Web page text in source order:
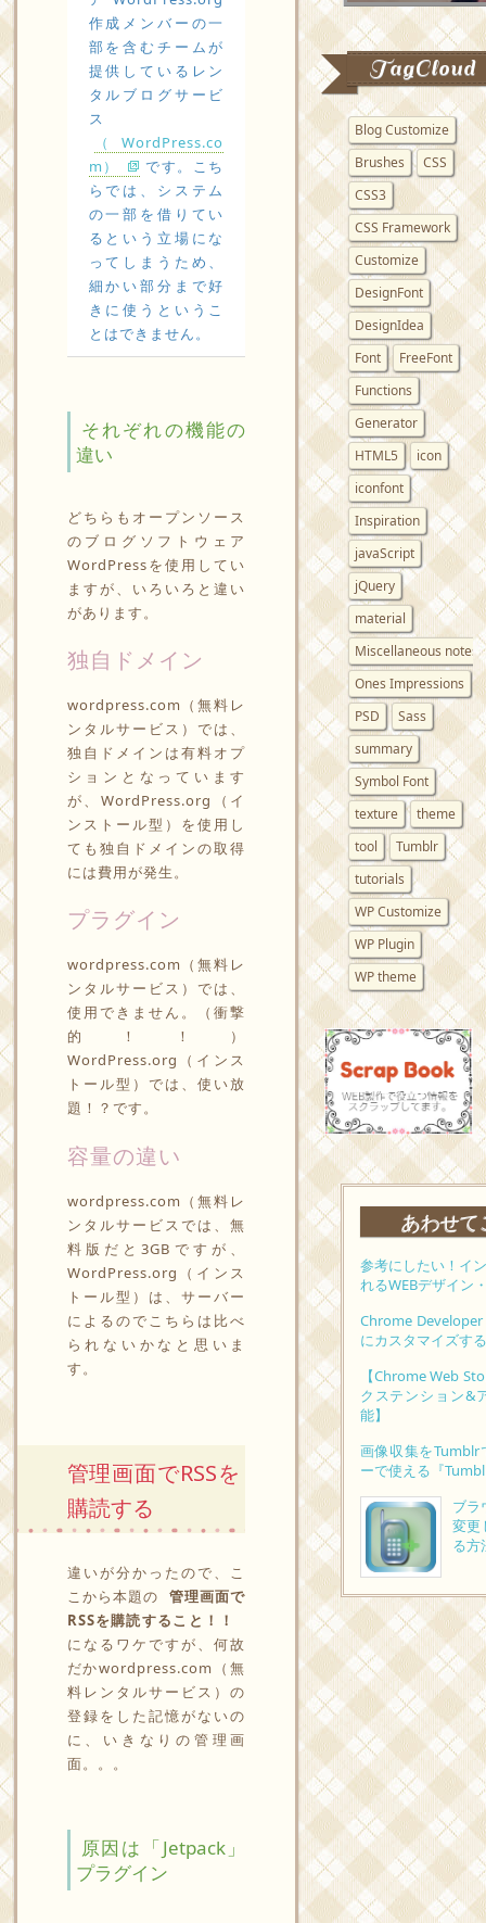
作成メンバーの一
部を含むチームが
提供しているレン
タルブログサービ
ス
（WordPress.co
m）
です。こち
らでは、システム
の一部を借りてい
るという立場にな
ってしまうため、
細かい部分まで好
きに使うというこ
とはできません。
それぞれの機能の
違い
どちらもオープンソース
のブログソフトウェア
WordPressを使用してい
ますが、いろいろと違い
があります。
独自ドメイン
wordpress.com（無料レ
ンタルサービス）では、
独自ドメインは有料オプ
ションとなっています
が、WordPress.org（イ
ンストール型）を使用し
ても独自ドメインの取得
には費用が発生。
プラグイン
wordpress.com（無料レ
ンタルサービス）では、
使用できません。（衝撃
的！！）
WordPress.org（インス
トール型）では、使い放
題！？です。
容量の違い
wordpress.com（無料レ
ンタルサービスでは、無
料版だと3GBですが、
WordPress.org（インス
トール型）は、サーバー
によるのでこちらは比べ
られないかなと思いま
す。
管理画面でRSSを
購読する
違いが分かったので、こ
こから本題の
管理画面で
RSSを購読すること！！
になるワケですが、何故
だかwordpress.com（無
料レンタルサービス）の
登録をした記憶がないの
に、いきなりの管理画
面。。。
原因は「Jetpack」
プラグイン
TagCloud
Blog Customize
Brushes
CSS
CSS3
CSS Framework
Customize
DesignFont
DesignIdea
Font
FreeFont
Functions
Generator
HTML5
icon
iconfont
Inspiration
javaScript
jQuery
material
Miscellaneous notes
Ones Impressions
PSD
Sass
summary
Symbol Font
texture
theme
tool
Tumblr
tutorials
WP Customize
WP Plugin
WP theme
あわせて
参考にしたい！イ
れるWEBデザイン
Chrome
にカスタマイズする
【Chrome Web
クステンション&
能】
画像収集をTumblr
ーで使える『
ブラ
変更
る方